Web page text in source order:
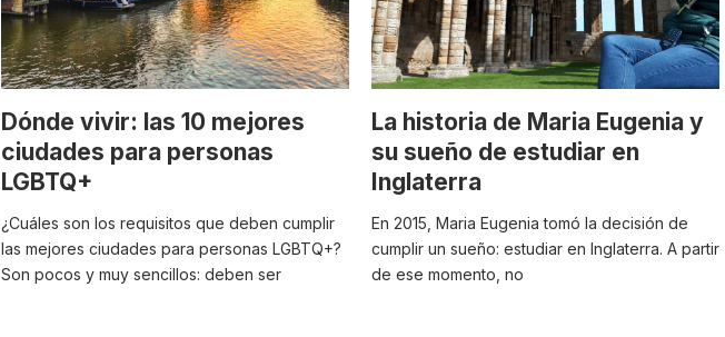
Dónde vivir: las 10 mejores
ciudades para personas
LGBTQ+
¿Cuáles son los requisitos que deben cumplir
las mejores ciudades para personas LGBTQ+?
Son pocos y muy sencillos: deben ser
La historia de Maria Eugenia y
su sueño de estudiar en
Inglaterra
En 2015, Maria Eugenia tomó la decisión de
cumplir un sueño: estudiar en Inglaterra. A partir
de ese momento, no